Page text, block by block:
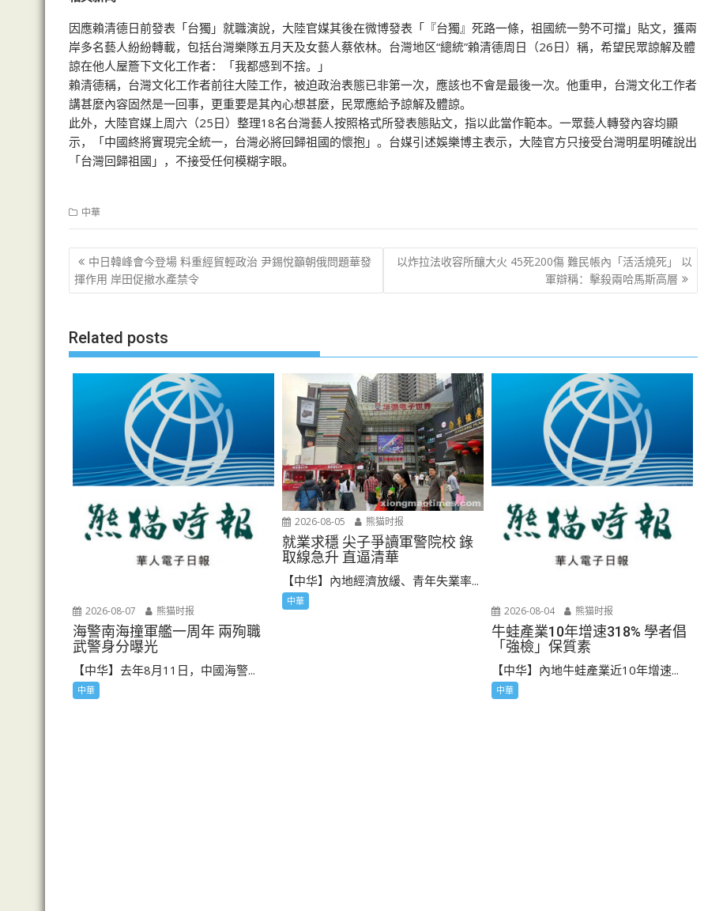
因應賴清德日前發表「台獨」就職演說，大陸官媒其後在微博發表「『台獨』死路一條，祖國統一勢不可擋」貼文，獲兩
岸多名藝人紛紛轉載，包括台灣樂隊五月天及女藝人蔡依林。台灣地区“總統”賴清德周日（26日）稱，希望民眾諒解及體
諒在他人屋簷下文化工作者：「我都感到不捨。」
賴清德稱，台灣文化工作者前往大陸工作，被迫政治表態已非第一次，應該也不會是最後一次。他重申，台灣文化工作者
講甚麼內容固然是一回事，更重要是其內心想甚麼，民眾應給予諒解及體諒。
此外，大陸官媒上周六（25日）整理18名台灣藝人按照格式所發表態貼文，指以此當作範本。一眾藝人轉發內容均顯
示，「中國終將實現完全統一，台灣必將回歸祖國的懷抱」。台媒引述娛樂博主表示，大陸官方只接受台灣明星明確說出
「台灣回歸祖國」，不接受任何模糊字眼。
中華
文
章
中日韓峰會今登場 料重經貿輕政治 尹錫悅籲朝俄問題華發
揮作用 岸田促撤水產禁令
以炸拉法收容所釀大火 45死200傷 難民帳內「活活燒死」 以
軍辯稱：擊殺兩哈馬斯高層
Related posts
2026-08-07 熊猫时报
海警南海撞軍艦一周年 兩殉職
武警身分曝光
【中华】去年8月11日，中國海警...
中華
2026-08-05 熊猫时报
就業求穩 尖子爭讀軍警院校 錄
取線急升 直逼清華
【中华】內地經濟放緩、青年失業率...
中華
2026-08-04 熊猫时报
牛蛙產業10年增速318% 學者倡
「強檢」保質素
【中华】內地牛蛙產業近10年增速...
中華